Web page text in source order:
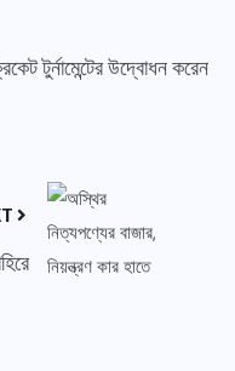
টুর্নামেন্টের উদ্বোধন করেন